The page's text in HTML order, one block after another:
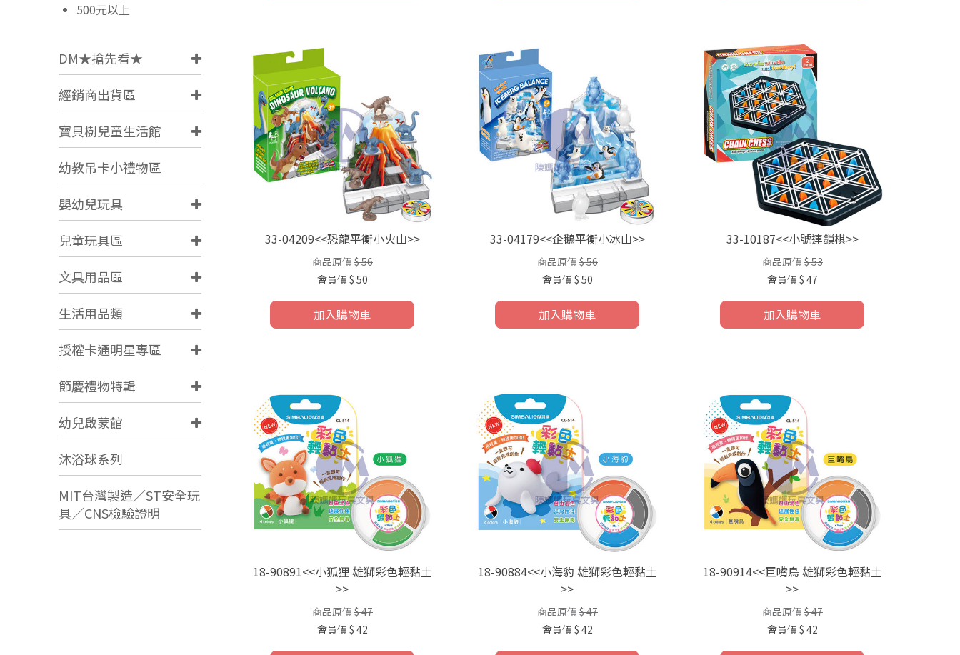
500元以上
DM★搶先看★
經銷商出貨區
寶貝樹兒童生活館
幼教吊卡小禮物區
嬰幼兒玩具
兒童玩具區
文具用品區
生活用品類
授權卡通明星專區
節慶禮物特輯
幼兒啟蒙館
沐浴球系列
MIT台灣製造／ST安全玩
具／CNS檢驗證明
33-04209<<恐龍平衡小火山>>
商品原價 $ 56
會員價 $ 50
加入購物車
33-04179<<企鵝平衡小冰山>>
商品原價 $ 56
會員價 $ 50
加入購物車
33-10187<<小號連鎖棋>>
商品原價 $ 53
會員價 $ 47
加入購物車
18-90891<<小狐狸 雄獅彩色輕黏土
>>
商品原價 $ 47
會員價 $ 42
18-90884<<小海豹 雄獅彩色輕黏土
>>
商品原價 $ 47
會員價 $ 42
18-90914<<巨嘴鳥 雄獅彩色輕黏土
>>
商品原價 $ 47
會員價 $ 42